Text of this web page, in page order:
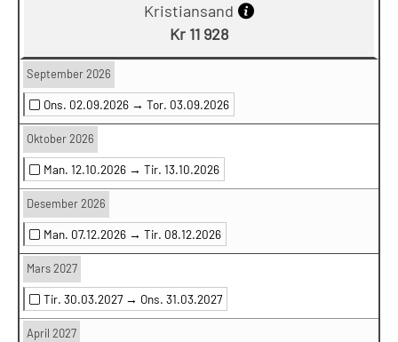
Kristiansand
Kr 11 928
September 2026
Ons. 02.09.2026 → Tor. 03.09.2026
Oktober 2026
Man. 12.10.2026 → Tir. 13.10.2026
Desember 2026
Man. 07.12.2026 → Tir. 08.12.2026
Mars 2027
Tir. 30.03.2027 → Ons. 31.03.2027
April 2027